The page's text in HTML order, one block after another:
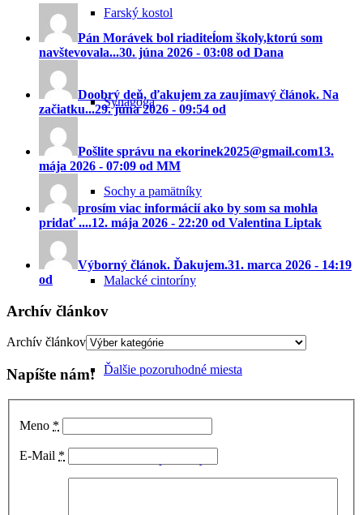
Farský kostol
Synagóga
Sochy a pamätníky
Malacké cintoríny
Ďalšie pozoruhodné miesta
Pán Morávek bol riaditeĺom školy,ktorú som
navštevovala...30. júna 2026 - 03:08 od Dana
Doobrý deň, ďakujem za zaujímavý článok. Na
začiatku...29. júna 2026 - 09:54 od
Pošlite správu na ekorinek2025@gmail.com13.
mája 2026 - 07:09 od MM
prosím viac informácií ako by som sa mohla
pridať ....12. mája 2026 - 22:20 od Valentina Liptak
Výborný článok. Ďakujem.31. marca 2026 - 14:19
od
Archív článkov
Archív článkov
Napíšte nám!
Meno *
E-Mail *